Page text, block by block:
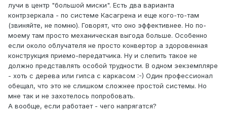
лучи в центр "большой миски". Есть два варианта
контрзеркала - по системе Касагрена и еще кого-то-там
(звиняйте, не помню). Говорят, что оно эффективнее. Но по-
моему там просто механическая выгода больше. Особенно
если около облучателя не просто конвертор а здоровенная
конструкция приемо-передатчика. Ну и слепить такое не
должно представлять особой трудности. В одном эекземпляре
- хоть с дерева или гипса с каркасом :-) Один профессионал
обещал, что это не слишком сложнее простой системы. Но
мне так и не захотелось попробовать.
А вообще, если работает - чего напрягатся?